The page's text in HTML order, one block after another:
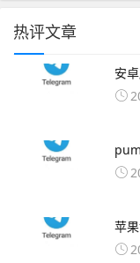
热评文章
安
苹